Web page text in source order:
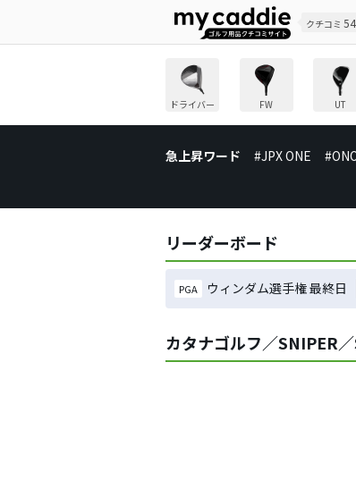
クチコミ
ドライバー FW UT
急上昇ワード #JPX ONE
リーダーボード
PGA ウィンダム選手権 最終日
カタナゴルフ／SNIPER